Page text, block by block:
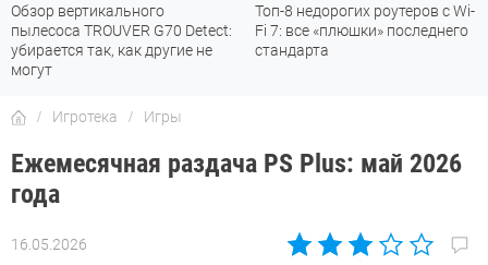
Топ-8 недорогих роутеров с Wi-
Fi 7: все «плюшки» последнего
стандарта
7 мессенджеров, которые
отлично работают в России
Игротека Игры
Ежемесячная раздача PS Plus: май 2026
года
16.05.2026
Автор: